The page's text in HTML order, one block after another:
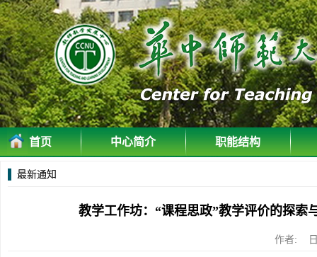
首页 中心简介 职能结构
最新通知
教学工作坊：“课程思政”教学评价的探
作者: